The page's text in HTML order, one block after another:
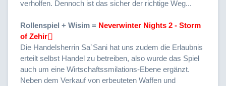
verholfen. Dennoch ist das sicher der richtige Weg...
Rollenspiel + Wisim = Neverwinter Nights 2 - Storm
of Zehir
Die Handelsherrin Sa`Sani hat uns zudem die Erlaubnis
erteilt selbst Handel zu betreiben, also wurde das Spiel
auch um eine Wirtschaftssmilations-Ebene ergänzt.
Neben dem Verkauf von erbeuteten Waffen und